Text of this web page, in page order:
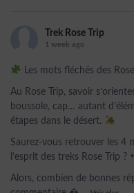
Trek Rose Trip
1 week ago
Les mots fléchés des
Au Rose Trip, savoir
boussole, cap… autant
étapes dans le désert.
Saurez-vous retrouver les 4
l’esprit des treks Rose Trip ?
Alors, combien de bonnes